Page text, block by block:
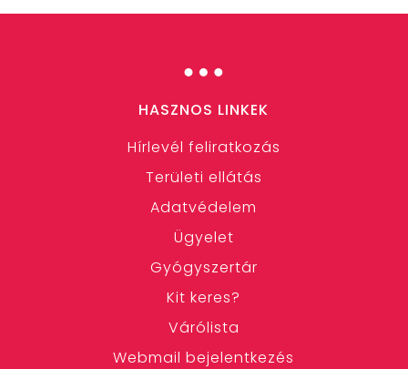
…
HASZNOS LINKEK
Hírlevél feliratkozás
Területi ellátás
Adatvédelem
Ügyelet
Gyógyszertár
Kit keres?
Várólista
Webmail bejelentkezés